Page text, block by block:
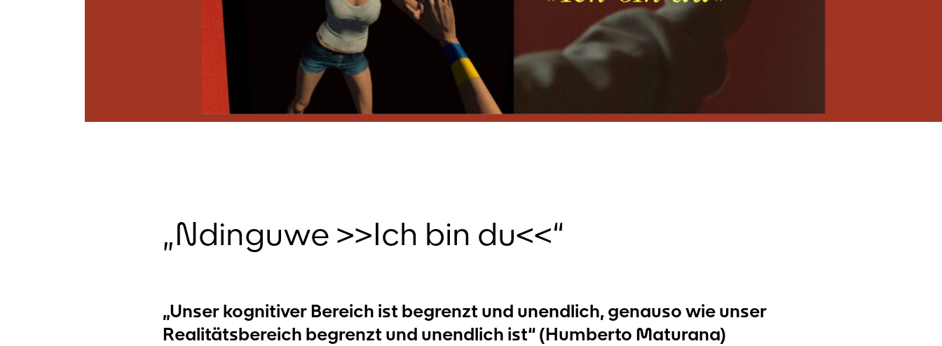
„Ndinguwe >>Ich bin du<<“
„Unser kognitiver Bereich ist begrenzt und unendlich, genauso wie unser
Realitätsbereich begrenzt und unendlich ist“ (Humberto Maturana)